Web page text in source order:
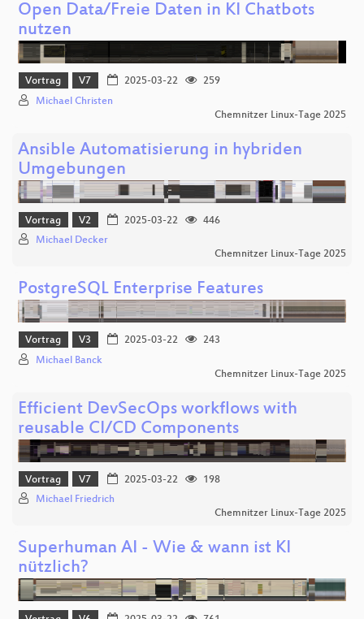
Open Data/Freie Daten in KI Chatbots
nutzen
Vortrag V7 2025-03-22
259
Michael Christen
Chemnitzer Linux-Tage 2025
Ansible Automatisierung in hybriden
Umgebungen
Vortrag V2 2025-03-22
446
Michael Decker
Chemnitzer Linux-Tage 2025
PostgreSQL Enterprise Features
Vortrag V3 2025-03-22
243
Michael Banck
Chemnitzer Linux-Tage 2025
Efficient DevSecOps workflows with
reusable CI/CD Components
Vortrag V7 2025-03-22
198
Michael Friedrich
Chemnitzer Linux-Tage 2025
Superhuman AI - Wie & wann ist KI
nützlich?